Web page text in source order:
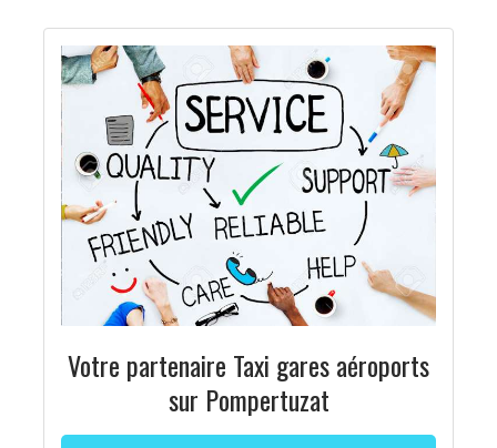
Votre partenaire Taxi gares aéroports
sur Pompertuzat